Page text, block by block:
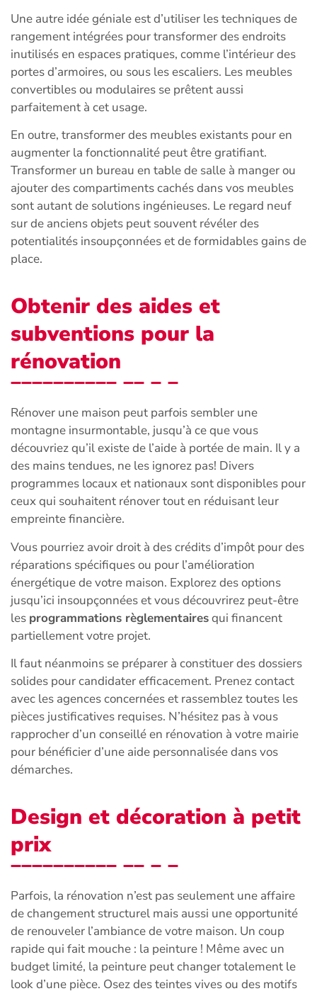
Une autre idée géniale est d’utiliser les techniques de
rangement intégrées pour transformer des endroits
inutilisés en espaces pratiques, comme l’intérieur des
portes d’armoires, ou sous les escaliers. Les meubles
convertibles ou modulaires se prêtent aussi
parfaitement à cet usage.
En outre, transformer des meubles existants pour en
augmenter la fonctionnalité peut être gratifiant.
Transformer un bureau en table de salle à manger ou
ajouter des compartiments cachés dans vos meubles
sont autant de solutions ingénieuses. Le regard neuf
sur de anciens objets peut souvent révéler des
potentialités insoupçonnées et de formidables gains de
place.
Obtenir des aides et
subventions pour la
rénovation
Rénover une maison peut parfois sembler une
montagne insurmontable, jusqu’à ce que vous
découvriez qu’il existe de l’aide à portée de main. Il y a
des mains tendues, ne les ignorez pas! Divers
programmes locaux et nationaux sont disponibles pour
ceux qui souhaitent rénover tout en réduisant leur
empreinte financière.
Vous pourriez avoir droit à des crédits d’impôt pour des
réparations spécifiques ou pour l’amélioration
énergétique de votre maison. Explorez des options
jusqu’ici insoupçonnées et vous découvrirez peut-être
les programmations règlementairesqui financent
partiellement votre projet.
Il faut néanmoins se préparer à constituer des dossiers
solides pour candidater efficacement. Prenez contact
avec les agences concernées et rassemblez toutes les
pièces justificatives requises. N’hésitez pas à vous
rapprocher d’un conseillé en rénovation à votre mairie
pour bénéficier d’une aide personnalisée dans vos
démarches.
Design et décoration à petit
prix
Parfois, la rénovation n’est pas seulement une affaire
de changement structurel mais aussi une opportunité
de renouveler l’ambiance de votre maison. Un coup
rapide qui fait mouche : la peinture ! Même avec un
budget limité, la peinture peut changer totalement le
look d’une pièce. Osez des teintes vives ou des motifs